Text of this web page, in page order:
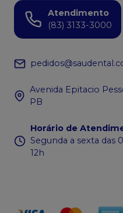
Atendimento
(83) 3133-3000
Avenida Epitacio
PB
Horário de
Segunda a sexta das
12h